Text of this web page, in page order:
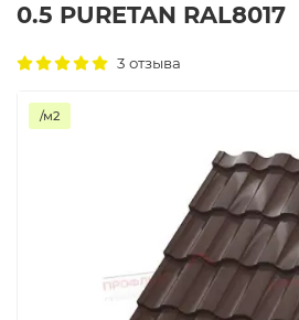
0.5 PURETAN RAL8017
3 отзыва
/м2